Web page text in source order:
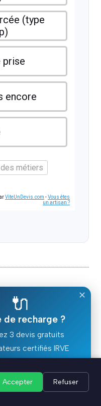
(type
prise
encore
métiers
ViteUnDevis.com -Vous êtes
un artisan ?
✕
🔌
de recharge ?
3 devis gratuits
certifiés IRVE
gratuit ⚡
Accepter Refuser